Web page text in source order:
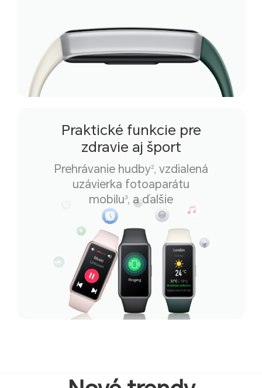
Praktické funkcie pre
zdravie aj šport
Prehrávanie hudby2, vzdialená
uzávierka fotoaparátu
mobilu3, a ďalšie